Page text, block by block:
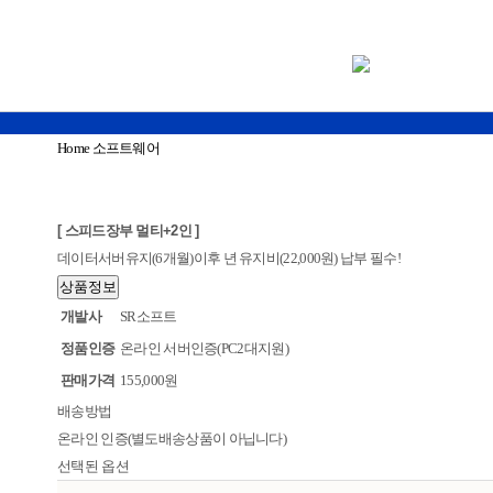
Home 소프트웨어
[ 스피드장부 멀티+2인 ]
데이터서버유지(6개월)이후 년 유지비(22,000원) 납부 필수!
상품정보
개발사
SR소프트
정품인증 온라인 서버인증(PC2대지원)
판매가격 155,000원
배송방법
온라인 인증(별도배송상품이 아닙니다)
선택된 옵션